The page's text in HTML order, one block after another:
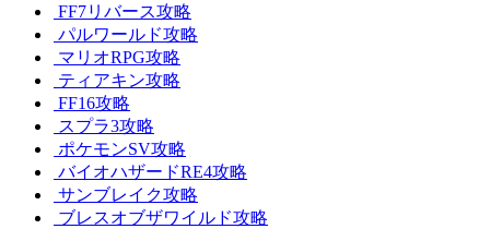
FF7リバース攻略
パルワールド攻略
マリオRPG攻略
ティアキン攻略
FF16攻略
スプラ3攻略
ポケモンSV攻略
バイオハザードRE4攻略
サンブレイク攻略
ブレスオブザワイルド攻略